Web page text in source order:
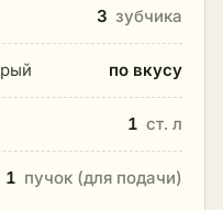
3 зубчика
по вкусу
1 ст. л
1 пучок (для подачи)